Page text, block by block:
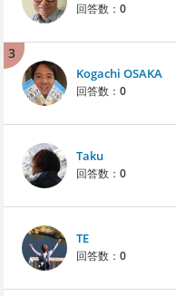
回答数： 0
3
Kogachi OSAKA
回答数： 0
Taku
回答数： 0
TE
回答数： 0